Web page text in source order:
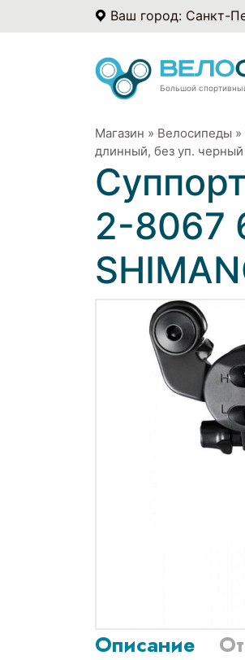
Ваш город: Санкт-
Большой
Магазин » Велосипеды »
длинный, без уп. черный
2-8067
Описание